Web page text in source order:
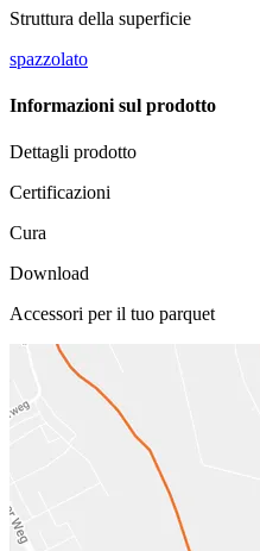
Struttura della superficie
spazzolato
Informazioni sul prodotto
Dettagli prodotto
Certificazioni
Cura
Download
Accessori per il tuo parquet